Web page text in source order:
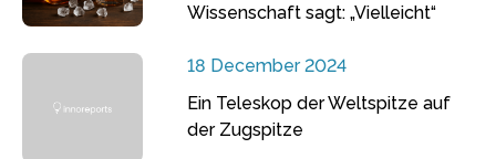
Wissenschaft sagt: „Vielleicht“
18 December 2024
Ein Teleskop der Weltspitze auf
der Zugspitze